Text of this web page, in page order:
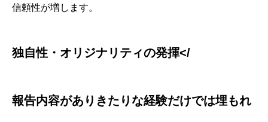
信頼性が増します。
独自性・オリジナリティの発揮</
報告内容がありきたりな経験だけでは埋もれ